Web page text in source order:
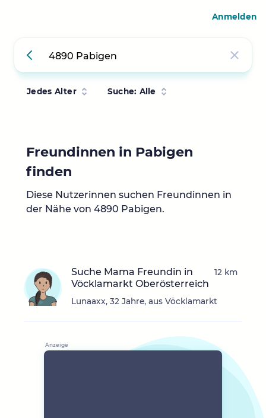
Jedes Alter Suche: Alle
Freundinnen in Pabigen
finden
Diese Nutzerinnen suchen Freundinnen in
der Nähe von 4890 Pabigen.
Suche Mama Freundin in
Vöcklamarkt Oberösterreich
Lunaaxx, 32 Jahre, aus Vöcklamarkt
12 km
Anmelden